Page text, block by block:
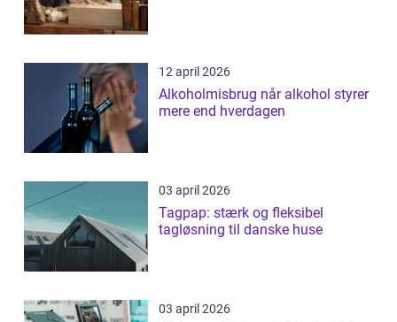
12 april 2026
Alkoholmisbrug når alkohol styrer
mere end hverdagen
03 april 2026
Tagpap: stærk og fleksibel
tagløsning til danske huse
03 april 2026